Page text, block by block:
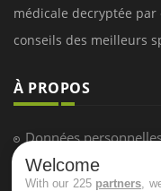
médicale decryptée par
conseils des meilleurs
À PROPOS
Données
Qui sommes-nous
Welcome
With our 225 partners ,